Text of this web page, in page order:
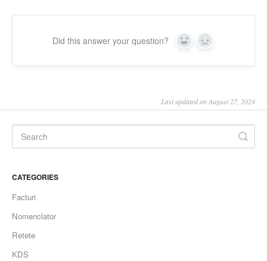
Did this answer your question? Yes No
Last updated on August 27, 2024
CATEGORIES
Facturi
Nomenclator
Retete
KDS